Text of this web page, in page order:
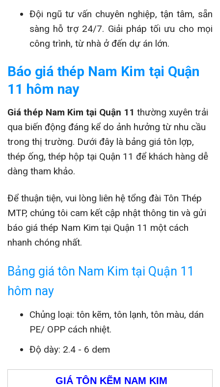
Đội ngũ tư vấn chuyên nghiệp, tận tâm, sẵn
sàng hỗ trợ 24/7. Giải pháp tối ưu cho mọi
công trình, từ nhà ở đến dự án lớn.
Báo giá thép Nam Kim tại Quận
11 hôm nay
Giá thép Nam Kim tại Quận 11 thường xuyên trải
qua biến động đáng kể do ảnh hưởng từ nhu cầu
trong thị trường. Dưới đây là bảng giá tôn lợp,
thép ống, thép hộp tại Quận 11 để khách hàng dễ
dàng tham khảo.
Để thuận tiện, vui lòng liên hệ tổng đài Tôn Thép
MTP, chúng tôi cam kết cập nhật thông tin và gửi
báo giá thép Nam Kim tại Quận 11 một cách
nhanh chóng nhất.
Bảng giá tôn Nam Kim tại Quận 11
hôm nay
Chủng loại: tôn kẽm, tôn lạnh, tôn màu, dán
PE/ OPP cách nhiệt.
Độ dày: 2.4 - 6 dem
GIÁ TÔN KẼM NAM KIM